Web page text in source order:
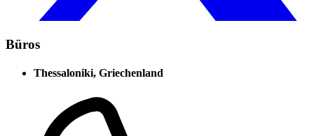
Büros
Thessaloniki, Griechenland